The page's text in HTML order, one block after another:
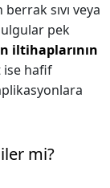
sıvı veya
pek
iltihaplarının
ise hafif
mi?